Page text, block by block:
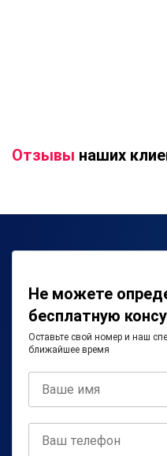
Отзывы наших
Не можете
бесплатную
Оставьте свой номер и наш
ближайшее время